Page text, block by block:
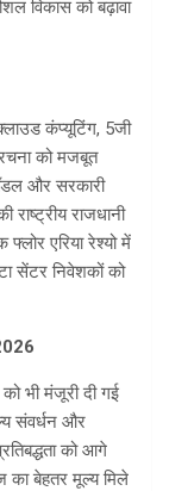
विकास को बढ़ावा
कंप्यूटिंग, 5जी
को मजबूत
और सरकारी
राष्ट्रीय राजधानी
एरिया रेश्यो में
सेंटर निवेशकों को
भी मंजूरी दी गई
संवर्धन और
को आगे
का बेहतर मूल्य मिले